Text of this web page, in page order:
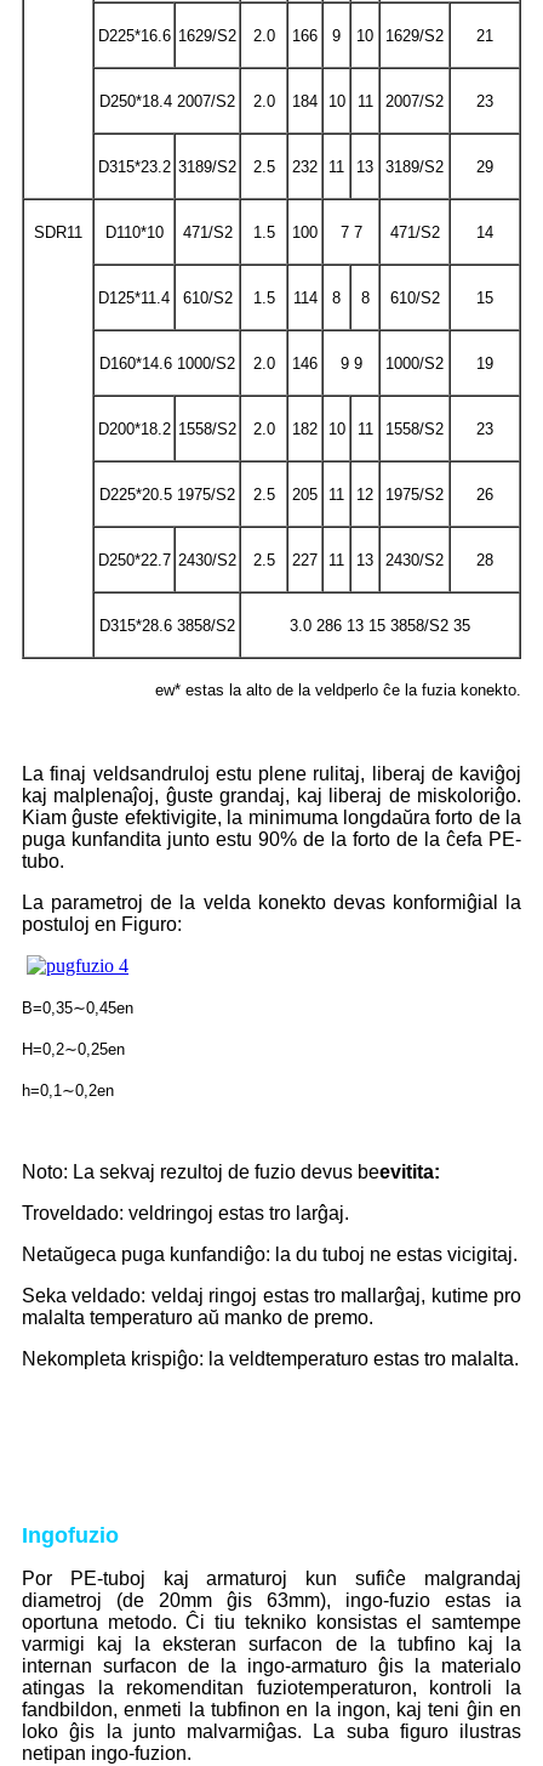
D225*16.6 1629/S2 2.0 166 9 10 1629/S2 21
D250*18.4 2007/S2 2.0 184 10 11 2007/S2 23
D315*23.2 3189/S2 2.5 232 11 13 3189/S2 29
SDR11 D110*10 471/S2 1.5 100 7 7 471/S2 14
D125*11.4 610/S2 1.5 114 8 8 610/S2 15
D160*14.6 1000/S2 2.0 146 9 9 1000/S2 19
D200*18.2 1558/S2 2.0 182 10 11 1558/S2 23
D225*20.5 1975/S2 2.5 205 11 12 1975/S2 26
D250*22.7 2430/S2 2.5 227 11 13 2430/S2 28
D315*28.6 3858/S2 3.0 286 13 15 3858/S2 35
ew* estas la alto de la veldperlo ĉe la fuzia konekto.
La finaj veldsandruloj estu plene rulitaj, liberaj de kaviĝoj
kaj malplenaĵoj, ĝuste grandaj, kaj liberaj de miskoloriĝo.
Kiam ĝuste efektivigite, la minimuma longdaŭra forto de la
puga kunfandita junto estu 90% de la forto de la ĉefa PE-
tubo.
La parametroj de la velda konekto devas konformiĝial la
postuloj en Figuro:
B=0,35∼0,45en
H=0,2∼0,25en
h=0,1∼0,2en
Noto: La sekvaj rezultoj de fuzio devus beevitita:
Troveldado: veldringoj estas tro larĝaj.
Netaŭgeca puga kunfandiĝo: la du tuboj ne estas vicigitaj.
Seka veldado: veldaj ringoj estas tro mallarĝaj, kutime pro
malalta temperaturo aŭ manko de premo.
Nekompleta krispiĝo: la veldtemperaturo estas tro malalta.
Ingofuzio
Por PE-tuboj kaj armaturoj kun sufiĉe malgrandaj
diametroj (de 20mm ĝis 63mm), ingo-fuzio estas ia
oportuna metodo. Ĉi tiu tekniko konsistas el samtempe
varmigi kaj la eksteran surfacon de la tubfino kaj la
internan surfacon de la ingo-armaturo ĝis la materialo
atingas la rekomenditan fuziotemperaturon, kontroli la
fandbildon, enmeti la tubfinon en la ingon, kaj teni ĝin en
loko ĝis la junto malvarmiĝas. La suba figuro ilustras
netipan ingo-fuzion.